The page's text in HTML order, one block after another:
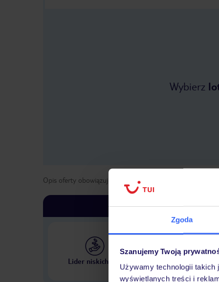
Zgoda
Szanujemy Twoją
Używamy technologii
wyświetlanych treści i
Wybierz
Opis oferty obowiązuje dla wyjazdów w terminie
Lider niskich cen
Największe biuro
w Polsce